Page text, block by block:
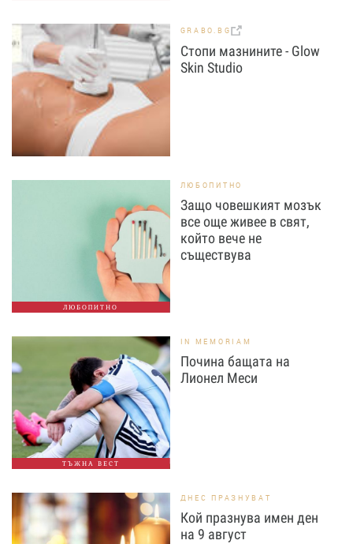
GRABO.BG
Стопи мазнините - Glow
Skin Studio
ЛЮБОПИТНО
ЛЮБОПИТНО
Защо човешкият мозък
все още живее в свят,
който вече не
съществува
ТЪЖНА ВЕСТ
IN MEMORIAM
Почина бащата на
Лионел Меси
ДНЕС ПРАЗНУВАТ
Кой празнува имен ден
на 9 август